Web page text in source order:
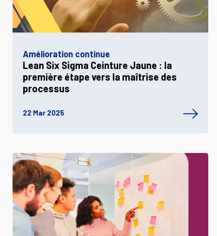
Amélioration continue
Lean Six Sigma Ceinture Jaune : la
première étape vers la maîtrise des
processus
22 Mar 2025